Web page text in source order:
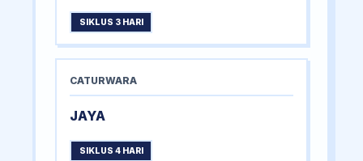
SIKLUS 3 HARI
CATURWARA
JAYA
SIKLUS 4 HARI